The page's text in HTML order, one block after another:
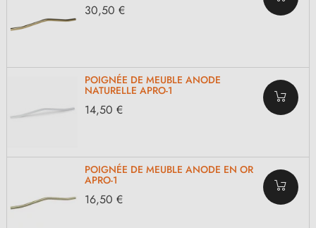
30,50 €
POIGNÉE DE MEUBLE ANODE
NATURELLE APRO-1
14,50 €
POIGNÉE DE MEUBLE ANODE EN OR
APRO-1
16,50 €